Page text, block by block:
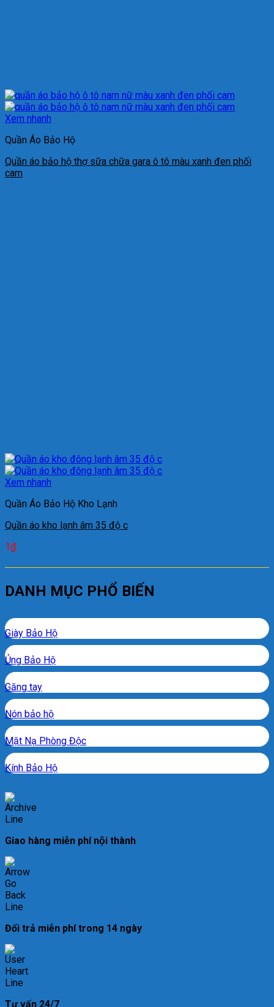
Xem nhanh
Quần Áo Bảo Hộ
Quần áo bảo hộ thợ sữa chữa gara ô tô màu xanh đen phối
cam
Xem nhanh
Quần Áo Bảo Hộ Kho Lạnh
Quần áo kho lạnh âm 35 độ c
1₫
DANH MỤC PHỔ BIẾN
Giày Bảo Hộ
Ủng Bảo Hộ
Găng tay
Nón bảo hộ
Mặt Nạ Phòng Độc
Kính Bảo Hộ
Giao hàng miễn phí nội thành
Đổi trả miễn phí trong 14 ngày
Tư vấn 24/7